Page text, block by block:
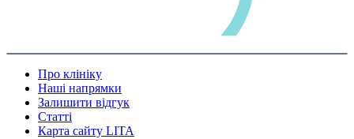
Про клініку
Наші напрямки
Залишити відгук
Статті
Карта сайту LITA